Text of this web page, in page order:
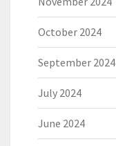
October 2024
September 2024
July 2024
June 2024